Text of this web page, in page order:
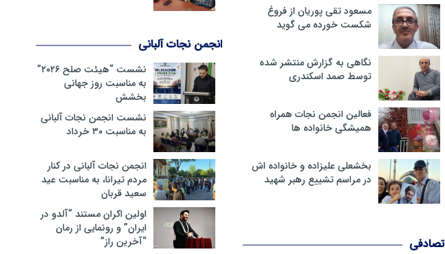
مسعود تقی پوریان از فروغ
شکست خورده می گوید
نگاهی به گزارش منتشر شده
توسط صمد اسکندری
فعالین انجمن نجات همراه
همیشگی خانواده ها
بخشعلی علیزاده و خانواده اش
در مراسم تشییع رهبر شهید
تصادفی
انجمن نجات آلبانی
نشست “هیئت صلح ۲۰۲۶”
به مناسبت روز جهانی
بخشش
نشست انجمن نجات آلبانی
به مناسبت ۳۰ خرداد
انجمن نجات آلبانی در کنار
مردم تیرانا، به مناسبت عید
سعید قربان
اولین اکران مستند “آلدو در
ایران” و رونمایی از رمان
“آخرین راز”